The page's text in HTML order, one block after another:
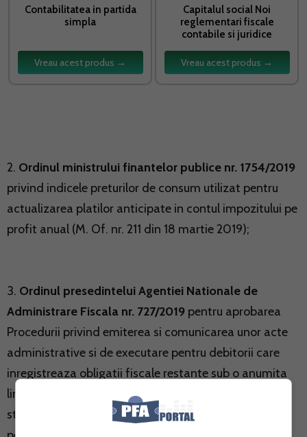
Contabilitatea in partida
simpla
Vreau acest produs →
Capitalul social Noi
reglementari fiscale
contabile si juridice
Vreau acest produs →
2. Ordinul ministrului finantelor publice nr. 1754/2019
privind indicele preturilor de consum utilizat pentru
actualizarea platilor anticipate in contul impozitului pe
profit anual (M. Of. nr. 211 din 18 martie 2019);
3. Ordinul presedintelui Agentiei Nationale de
Administrare Fiscala nr. 727/2019 pentru aprobarea
Procedurii privind emiterea si comunicarea unor acte
administrative si de executare pentru debitorii care
inregistreaza obligatii fiscale restante sub o anumita
limita si pentru modificarea Procedurii privind
stabilirea obligatiilor fiscale accesorii reprezentand